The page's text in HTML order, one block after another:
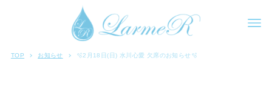
TOP お知らせ 🫧2月18日(日) 水川心愛 欠席のお知らせ🫧